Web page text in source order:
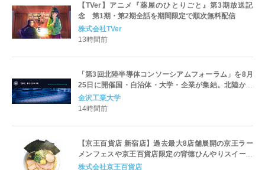
【TVer】アニメ『薬屋のひとりごと』第3期放送記
念 第1期・第2期全話を期間限定で順次無料配信
株式会社TVer
13時間前
「第3回北陸半導体コンソーシアムフォーラム」を8月
25日に開催国・自治体・大学・企業が集結。北陸から
世界に向けた半導体産業の発展とエコシステム形成を
議論
金沢工業大学
14時間前
【京王百貨店 新宿店】過去最大8店舗展開の京王ラー
メンフェスや京王百貨店限定の背徳ひんやりスイーツ
など、実演グルメが充実 過去最長21日間、計90店舗
株式会社京王百貨店